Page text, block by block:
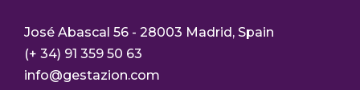
José Abascal 56 - 28003 Madrid, Spain
(+ 34) 91 359 50 63
info@gestazion.com